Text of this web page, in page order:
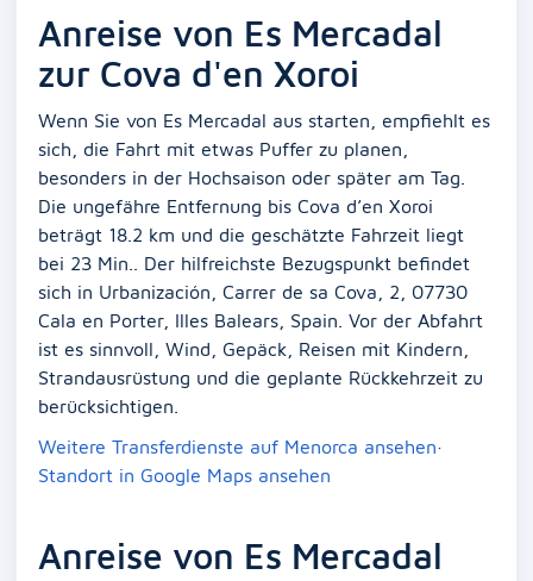
Anreise von Es Mercadal
zur Cova d'en Xoroi
Wenn Sie von Es Mercadal aus starten, empfiehlt es
sich, die Fahrt mit etwas Puffer zu planen,
besonders in der Hochsaison oder später am Tag.
Die ungefähre Entfernung bis Cova d’en Xoroi
beträgt 18.2 km und die geschätzte Fahrzeit liegt
bei 23 Min.. Der hilfreichste Bezugspunkt befindet
sich in Urbanización, Carrer de sa Cova, 2, 07730
Cala en Porter, Illes Balears, Spain. Vor der Abfahrt
ist es sinnvoll, Wind, Gepäck, Reisen mit Kindern,
Strandausrüstung und die geplante Rückkehrzeit zu
berücksichtigen.
Weitere Transferdienste auf Menorca ansehen·
Standort in Google Maps ansehen
Anreise von Es Mercadal